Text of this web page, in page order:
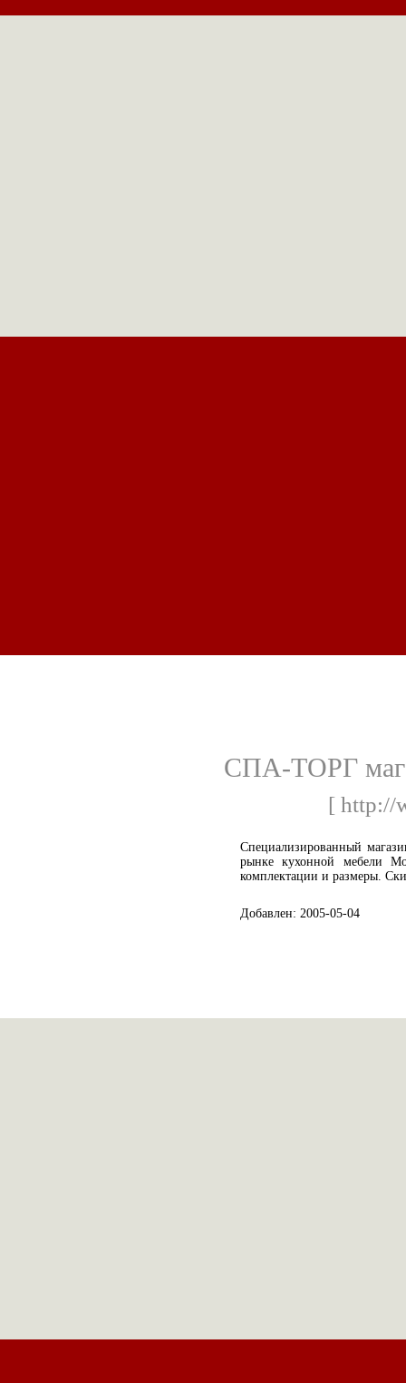
СПА-ТОРГ
[ http://
Специализированный
рынке кухонной мебели
комплектации и размеры.
Добавлен: 2005-05-04